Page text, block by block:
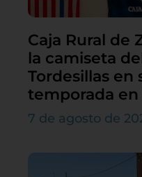
Caja Rural de
la camiseta
Tordesillas en
temporada en
7 de agosto de